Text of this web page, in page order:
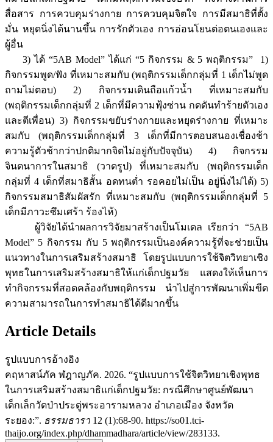
สื่อสาร การควบคุมร่างกาย การควบคุมจิตใจ การมีสมาธิที่ตั้ง
มั่น หยุดนิ่งได้นานขึ้น การรักตัวเอง การอ่อนโยนต่อตนเองและ
ผู้อื่น
3) ได้ “5AB Model” ได้แก่ “5 กิจกรรม & 5 พฤติกรรม” 1)
กิจกรรมพูด/ฟัง ที่เหมาะสมกับ (พฤติกรรมเด็กกลุ่มที่ 1 เด็กไม่พูด
ถามไม่ตอบ) 2) กิจกรรมเดินถือแก้วน้ำ ที่เหมาะสมกับ
(พฤติกรรมเด็กกลุ่มที่ 2 เด็กที่มีความฟุ้งซ่าน กดดันทำร้ายตัวเอง
และตีเพื่อน) 3) กิจกรรมขยับร่างกายและหยุดร่างกาย ที่เหมาะ
สมกับ (พฤติกรรมเด็กกลุ่มที่ 3 เด็กที่มีการตอบสนองเชื่องช้า
ความรู้ตัวช้ากว่าปกติมากจิตไม่อยู่กับปัจจุบัน) 4) กิจกรรม
จินตนาการในสมาธิ (วาดรูป) ที่เหมาะสมกับ (พฤติกรรมเด็ก
กลุ่มที่ 4 เด็กที่สมาธิสั้น อดทนต่ำ รอคอยไม่เป็น อยู่นิ่งไม่ได้) 5)
กิจกรรมสมาธิสัมผัสรัก ที่เหมาะสมกับ (พฤติกรรมเด็กกลุ่มที่ 5
เด็กมีภาวะซึมเศร้า ร้องไห้)
ผู้วิจัยได้นำผลการวิจัยมาสร้างเป็นโมเดล เรียกว่า “5AB
Model” 5 กิจกรรม กับ 5 พฤติกรรมเป็นองค์ความรู้ที่จะช่วยเป็น
แนวทางในการเสริมสร้างสมาธิ โดยรูปแบบการใช้จิตวิทยาเชิง
พุทธในการเสริมสร้างสมาธิให้แก่เด็กปฐมวัย แสดงให้เห็นการ
ทำกิจกรรมที่สอดคล้องกับพฤติกรรม นำไปสู่การพัฒนาเพิ่มขีด
ความสามารถในการทำสมาธิได้ดีมากขึ้น
Article Details
รูปแบบการอ้างอิง
คฤหาสน์ภัค ฬฎาญภัค. 2026. “รูปแบบการใช้จิตวิทยาเชิงพุทธ
ในการเสริมสร้างสมาธิแก่เด็กปฐมวัย: กรณีศึกษาศูนย์พัฒนา
เด็กเล็กวัดป่าประดู่พระอารามหลวง อำเภอเมือง จังหวัด
ระยอง:”. ธรรมธารา 12 (1):68-90. https://so01.tci-
thaijo.org/index.php/dhammadhara/article/view/283133.